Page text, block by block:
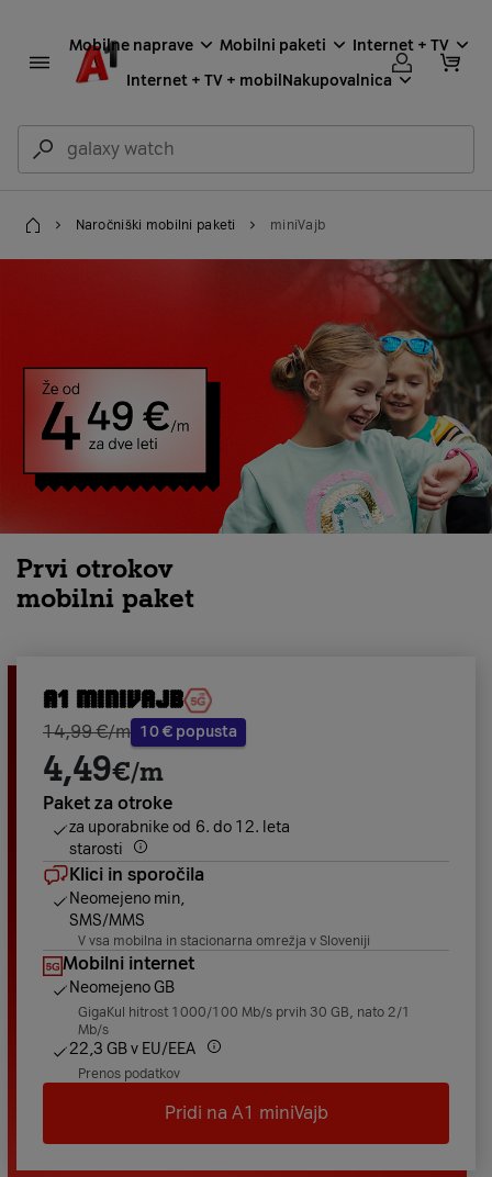
Mobilne naprave Mobilni paketi
Internet + TV
Internet + TV + mobilNakupovalnica
Domov
Naročniški mobilni paketi miniVajb
Prvi otrokov
mobilni paket
A1 miniVajb
4,49€/m
14,99 €/m 10 € popusta
Paket za otroke
za uporabnike od 6. do 12. leta
starosti
Klici in sporočila
Neomejeno min,
SMS/MMS
V vsa mobilna in stacionarna omrežja v Sloveniji
Mobilni internet
Neomejeno GB
GigaKul hitrost 1000/100 Mb/s prvih 30 GB, nato 2/1
Mb/s
22,3 GB v EU/EEA
Prenos podatkov
Pridi na A1 miniVajb